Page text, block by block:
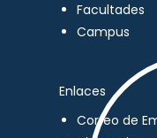
Facultades
Campus
Enlaces
Correo de